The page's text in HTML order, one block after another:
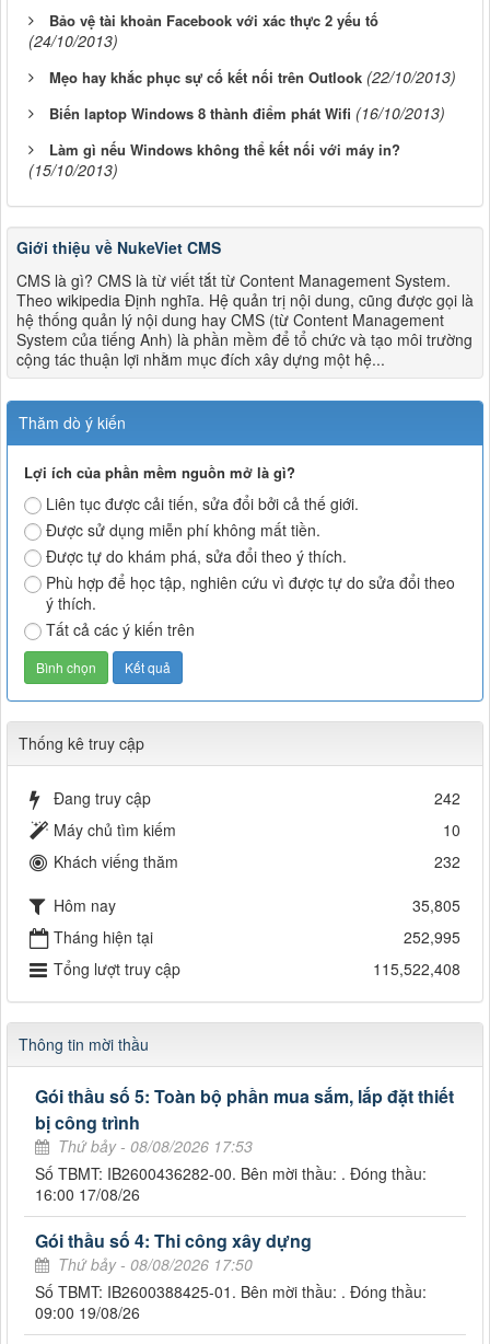
Bảo vệ tài khoản Facebook với xác thực 2 yếu tố
(24/10/2013)
Mẹo hay khắc phục sự cố kết nối trên Outlook (22/10/2013)
Biến laptop Windows 8 thành điểm phát Wifi (16/10/2013)
Làm gì nếu Windows không thể kết nối với máy in?
(15/10/2013)
Giới thiệu về NukeViet CMS
CMS là gì? CMS là từ viết tắt từ Content Management System.
Theo wikipedia Định nghĩa. Hệ quản trị nội dung, cũng được gọi là
hệ thống quản lý nội dung hay CMS (từ Content Management
System của tiếng Anh) là phần mềm để tổ chức và tạo môi trường
cộng tác thuận lợi nhằm mục đích xây dựng một hệ...
Thăm dò ý kiến
Lợi ích của phần mềm nguồn mở là gì?
Liên tục được cải tiến, sửa đổi bởi cả thế giới.
Được sử dụng miễn phí không mất tiền.
Được tự do khám phá, sửa đổi theo ý thích.
Phù hợp để học tập, nghiên cứu vì được tự do sửa đổi theo
ý thích.
Tất cả các ý kiến trên
Thống kê truy cập
Đang truy cập
242
Máy chủ tìm kiếm
10
Khách viếng thăm
232
Hôm nay
35,805
Tháng hiện tại
252,995
Tổng lượt truy cập
115,522,408
Thông tin mời thầu
Gói thầu số 5: Toàn bộ phần mua sắm, lắp đặt thiết
bị công trình
Thứ bảy - 08/08/2026 17:53
Số TBMT: IB2600436282-00. Bên mời thầu: . Đóng thầu:
16:00 17/08/26
Gói thầu số 4: Thi công xây dựng
Thứ bảy - 08/08/2026 17:50
Số TBMT: IB2600388425-01. Bên mời thầu: . Đóng thầu:
09:00 19/08/26